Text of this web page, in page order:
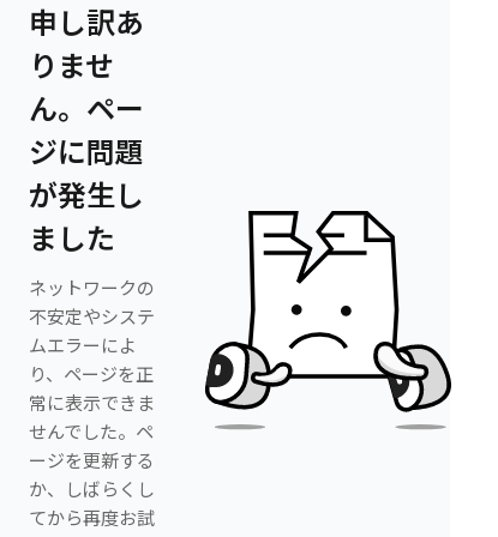
申し訳あ
りませ
ん。ペー
ジに問題
が発生し
ました
ネットワークの
不安定やシステ
ムエラーによ
り、ページを正
常に表示できま
せんでした。ペ
ージを更新する
か、しばらくし
てから再度お試